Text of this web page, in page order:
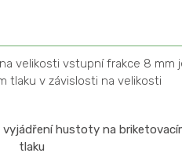
velikosti vstupní frakce 8 mm
tlaku v závislosti na velikosti
vyjádření hustoty na
tlaku